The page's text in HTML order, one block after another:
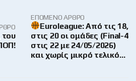
του
ΕΠΌΜΕΝΟ ΆΡΘΡΟ
Euroleague: Από τις 18,
στις 20 οι ομάδες (Final-4
στις 22 με 24/05/2026)
και χωρίς μικρό τελικό…